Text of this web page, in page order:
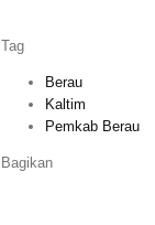
Tag
Berau
Kaltim
Pemkab Berau
Bagikan